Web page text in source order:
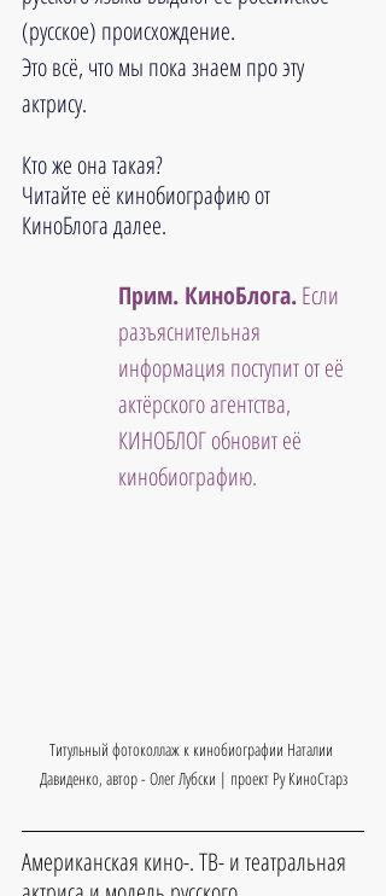
(русское) происхождение.
Это всё, что мы пока знаем про эту
актрису.
Кто же она такая?
Читайте её кинобиографию от
КиноБлога далее.
Прим. КиноБлога. Если
разъяснительная
информация поступит от её
актёрского агентства,
КИНОБЛОГ обновит её
кинобиографию.
Титульный фотоколлаж к кинобиографии Наталии
Давиденко, автор - Олег Лубски | проект Ру КиноСтарз
Американская кино-. ТВ- и театральная